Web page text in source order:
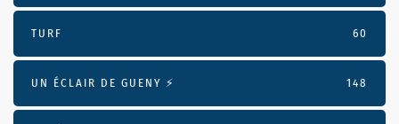
TURF 60
UN ÉCLAIR DE GUENY ⚡️ 148